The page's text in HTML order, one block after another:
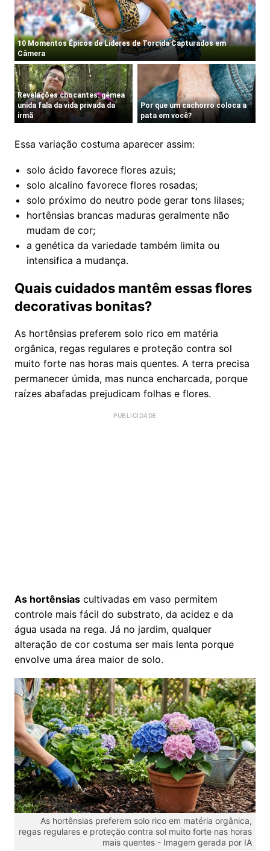
Essa variação costuma aparecer assim:
solo ácido favorece flores azuis;
solo alcalino favorece flores rosadas;
solo próximo do neutro pode gerar tons lilases;
hortênsias brancas maduras geralmente não
mudam de cor;
a genética da variedade também limita ou
intensifica a mudança.
Quais cuidados mantêm essas flores
decorativas bonitas?
As hortênsias preferem solo rico em matéria
orgânica, regas regulares e proteção contra sol
muito forte nas horas mais quentes. A terra precisa
permanecer úmida, mas nunca encharcada, porque
raízes abafadas prejudicam folhas e flores.
As hortênsias cultivadas em vaso permitem
controle mais fácil do substrato, da acidez e da
água usada na rega. Já no jardim, qualquer
alteração de cor costuma ser mais lenta porque
envolve uma área maior de solo.
As hortênsias preferem solo rico em matéria orgânica,
regas regulares e proteção contra sol muito forte nas horas
mais quentes - Imagem gerada por IA